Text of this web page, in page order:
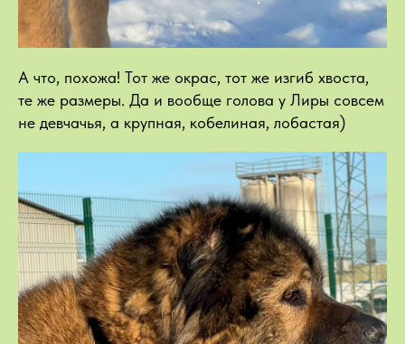
А что, похожа! Тот же окрас, тот же изгиб хвоста,
те же размеры. Да и вообще голова у Лиры совсем
не девчачья, а крупная, кобелиная, лобастая)